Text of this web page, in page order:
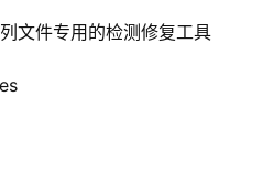
件专用的检测修复工具